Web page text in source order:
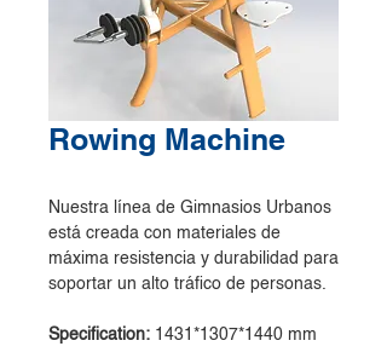
Rowing Machine
Nuestra línea de Gimnasios Urbanos
está creada con materiales de
máxima resistencia y durabilidad para
soportar un alto tráfico de personas.
Specification: 1431*1307*1440 mm